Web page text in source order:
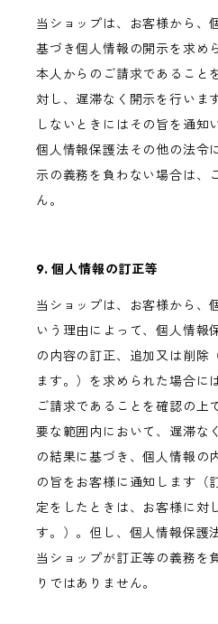
当ショップは、お客様から、
基づき個人情報の開示を求め
本人からのご請求であること
対し、遅滞なく開示を行いま
しないときにはその旨を通知
個人情報保護法その他の法令
示の義務を負わない場合は、
ん。
9. 個人情報の訂正等
当ショップは、お客様から、
いう理由によって、個人情報
の内容の訂正、追加又は削除
ます。）を求められた場合に
ご請求であることを確認の上
要な範囲内において、遅滞な
の結果に基づき、個人情報の
の旨をお客様に通知します（
定をしたときは、お客様に対
す。）。但し、個人情報保護
当ショップが訂正等の義務を
りではありません。